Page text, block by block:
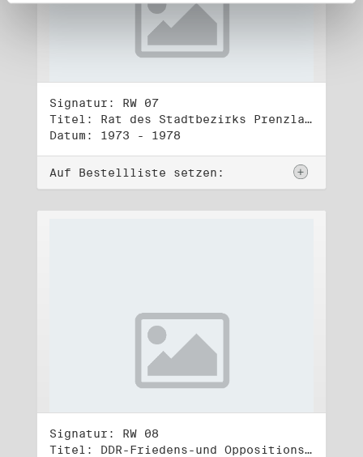
Signatur: RW 07
Titel: Rat des Stadtbezirks Prenzlauer Berg in Berlin
Datum: 1973 - 1978
Auf Bestellliste setzen:
Signatur: RW 08
Titel: DDR-Friedens-und Oppositionsbewegung (1)